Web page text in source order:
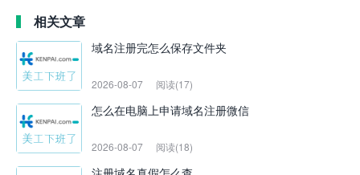
相关文章
域名注册完怎么保存文件夹
2026-08-07 阅读(17)
怎么在电脑上申请域名注册微信
2026-08-07 阅读(18)